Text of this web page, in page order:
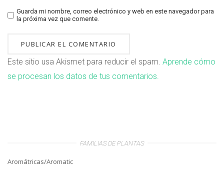
Guarda mi nombre, correo electrónico y web en este navegador para
la próxima vez que comente.
Este sitio usa Akismet para reducir el spam. Aprende cómo
se procesan los datos de tus comentarios.
FAMILIAS DE PLANTAS
Aromátricas/Aromatic